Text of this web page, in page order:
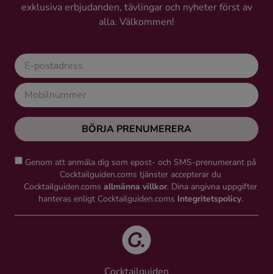
exklusiva erbjudanden, tävlingar och nyheter först av
alla. Välkommen!
BÖRJA PRENUMERERA
Genom att anmäla dig som epost- och SMS-prenumerant på
Cocktailguiden.coms tjänster accepterar du
Cocktailguiden.coms allmänna villkor. Dina angivna uppgifter
hanteras enligt Cocktailguiden.coms Integritetspolicy.